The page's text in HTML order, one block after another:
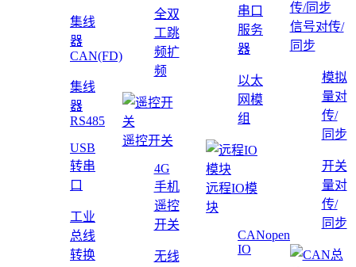
集线
器
CAN(FD)
集线
器
RS485
USB
转串
口
工业
总线
转换
全双
工跳
频扩
频
遥控开关
4G
手机
遥控
开关
无线
串口
服务
器
以太
网模
组
远程IO模
块
CANopen
IO
信号对传/
同步
模拟
量对
传/
同步
开关
量对
传/
同步